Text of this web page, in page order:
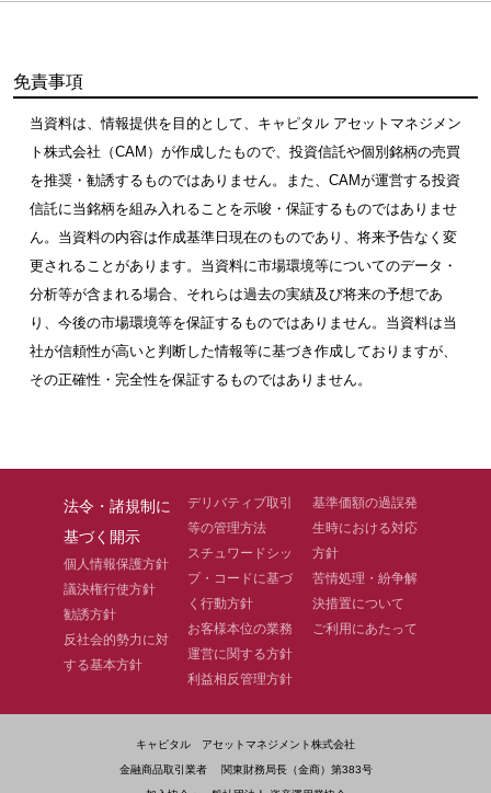
免責事項
当資料は、情報提供を目的として、キャピタル アセットマネジメン
ト株式会社（CAM）が作成したもので、投資信託や個別銘柄の売買
を推奨・勧誘するものではありません。また、CAMが運営する投資
信託に当銘柄を組み入れることを示唆・保証するものではありませ
ん。当資料の内容は作成基準日現在のものであり、将来予告なく変
更されることがあります。当資料に市場環境等についてのデータ・
分析等が含まれる場合、それらは過去の実績及び将来の予想であ
り、今後の市場環境等を保証するものではありません。当資料は当
社が信頼性が高いと判断した情報等に基づき作成しておりますが、
その正確性・完全性を保証するものではありません。
法令・諸規制に
基づく開示
個人情報保護方針
議決権行使方針
勧誘方針
反社会的勢力に対
する基本方針
デリバティブ取引
等の管理方法
スチュワードシッ
プ・コードに基づ
く行動方針
お客様本位の業務
運営に関する方針
利益相反管理方針
基準価額の過誤発
生時における対応
方針
苦情処理・紛争解
決措置について
ご利用にあたって
キャピタル アセットマネジメント株式会社
金融商品取引業者 関東財務局長（金商）第383号